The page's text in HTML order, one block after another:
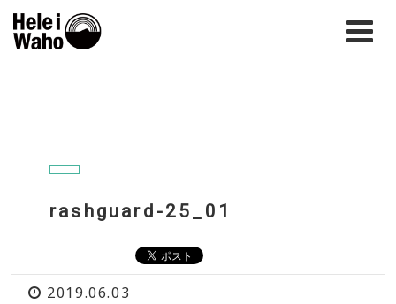
rashguard-25_01
2019.06.03